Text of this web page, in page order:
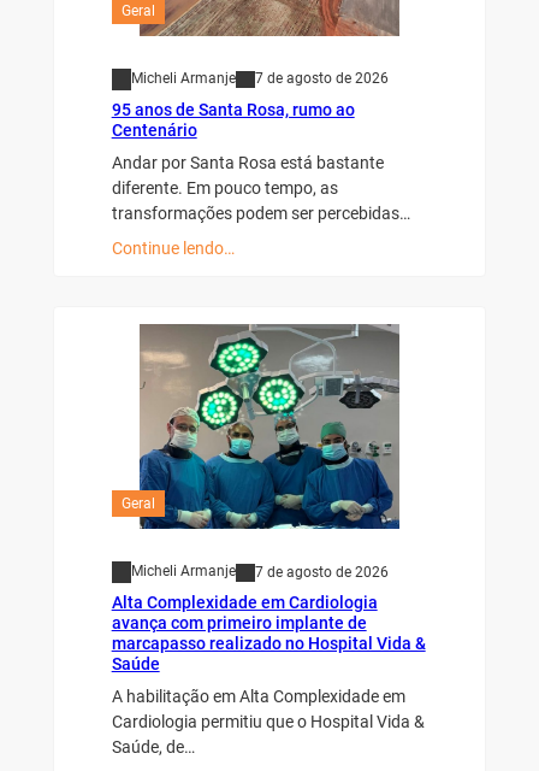
Geral
Micheli Armanje 7 de agosto de 2026
95 anos de Santa Rosa, rumo ao
Centenário
Andar por Santa Rosa está bastante
diferente. Em pouco tempo, as
transformações podem ser percebidas…
Continue lendo…
Geral
Micheli Armanje 7 de agosto de 2026
Alta Complexidade em Cardiologia
avança com primeiro implante de
marcapasso realizado no Hospital Vida &
Saúde
A habilitação em Alta Complexidade em
Cardiologia permitiu que o Hospital Vida &
Saúde, de…